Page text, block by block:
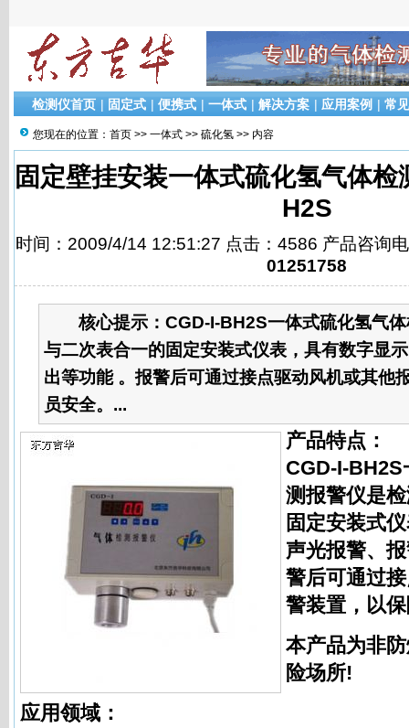
检测仪首页 | 固定式 | 便携式 | 一体式 | 解决方案 | 应用案例 | 常
您现在的位置： 首页 >> 一体式 >> 硫化氢 >> 内容
固定壁挂安装一体式硫化氢气体
H2S
时间：2009/4/14 12:51:27 点击：4586 产品咨询
01251758
核心提示： CGD-I-BH2S一体式硫化氢气
与二次表合一的固定安装式仪表，具有数字显
出等功能 。报警后可通过接点驱动风机或其他
员安全。...
产品特点：
CGD-I-
测报警仪是
固定安装式
声光报警、
警后可通过
警装置，以
本产品为非
险场所!
应用领域：